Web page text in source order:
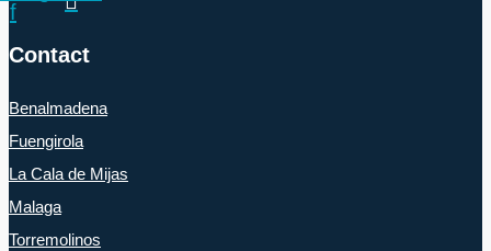
f
Contact
Benalmadena
Fuengirola
La Cala de Mijas
Malaga
Torremolinos